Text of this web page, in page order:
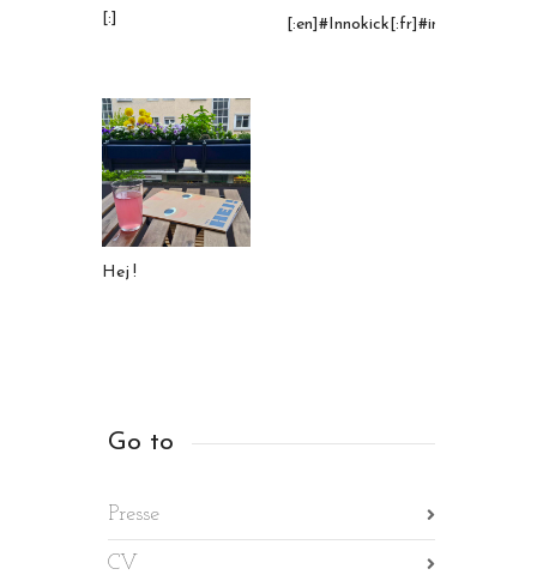
[:]
[:en]#Innokick[:fr]#innokick[:]
Hej !
Go to
Presse
CV